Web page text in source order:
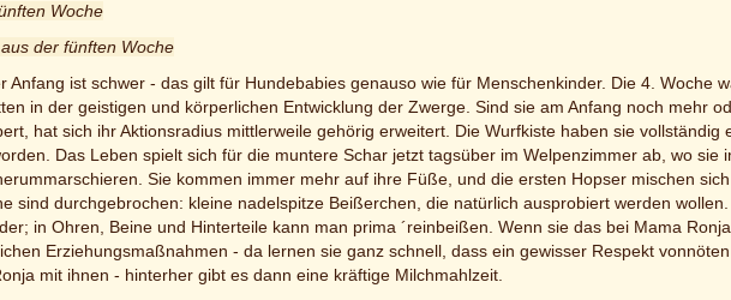
Woche
der fünften Woche
Anfang ist schwer - das gilt für Hundebabies genauso wie für Menschenkinder. Die 4. Woche
in der geistigen und körperlichen Entwicklung der Zwerge. Sind sie am Anfang noch mehr
hat sich ihr Aktionsradius mittlerweile gehörig erweitert. Die Wurfkiste haben sie vollständig
Das Leben spielt sich für die muntere Schar jetzt tagsüber im Welpenzimmer ab, wo sie
Sie kommen immer mehr auf ihre Füße, und die ersten Hopser mischen
sind durchgebrochen: kleine nadelspitze Beißerchen, die natürlich ausprobiert werden
in Ohren, Beine und Hinterteile kann man prima ´reinbeißen. Wenn sie das bei Mama
Erziehungsmaßnahmen - da lernen sie ganz schnell, dass ein gewisser Respekt
mit ihnen - hinterher gibt es dann eine kräftige Milchmahlzeit.